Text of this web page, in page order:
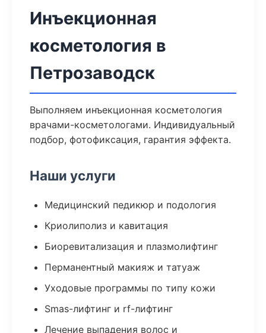
Инъекционная
косметология в
Петрозаводск
Выполняем инъекционная косметология
врачами-косметологами. Индивидуальный
подбор, фотофиксация, гарантия эффекта.
Наши услуги
Медицинский педикюр и подология
Криолиполиз и кавитация
Биоревитализация и плазмолифтинг
Перманентный макияж и татуаж
Уходовые программы по типу кожи
Smas-лифтинг и rf-лифтинг
Лечение выпадения волос и